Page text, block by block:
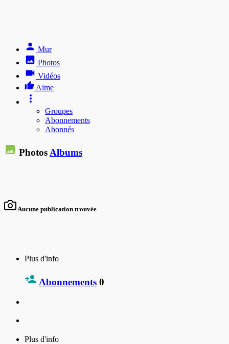
Mur
Photos
Vidéos
Aime
Groupes
Abonnements
Abonnés
PhotosAlbums
Aucune publication trouvée
Plus d'info
Abonnements 0
Plus d'info